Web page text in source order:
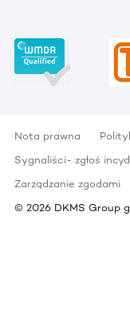
Nota prawna
Sygnaliści- zgłoś
Zarządzanie zgodami
© 2026 DKMS Group